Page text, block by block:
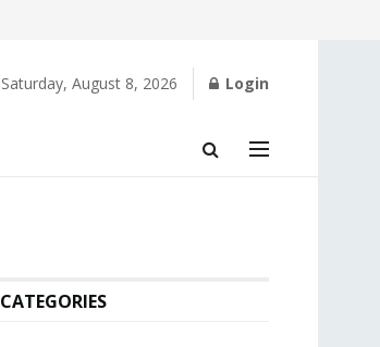
Saturday, August 8, 2026 Login
CATEGORIES